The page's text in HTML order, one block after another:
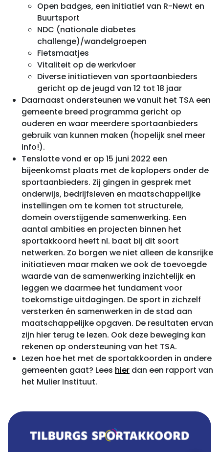
Open badges, een initiatief van R-Newt en
Buurtsport
NDC (nationale diabetes
challenge)/wandelgroepen
Fietsmaatjes
Vitaliteit op de werkvloer
Diverse initiatieven van sportaanbieders
gericht op de jeugd van 12 tot 18 jaar
Daarnaast ondersteunen we vanuit het TSA een
gemeente breed programma gericht op
ouderen en waar meerdere sportaanbieders
gebruik van kunnen maken (hopelijk snel meer
info!).
Tenslotte vond er op 15 juni 2022 een
bijeenkomst plaats met de koplopers onder de
sportaanbieders. Zij gingen in gesprek met
onderwijs, bedrijfsleven en maatschappelijke
instellingen om te komen tot structurele,
domein overstijgende samenwerking. Een
aantal ambities en projecten binnen het
sportakkoord heeft nl. baat bij dit soort
netwerken. Zo borgen we niet alleen de kansrijke
initiatieven maar maken we ook de toevoegde
waarde van de samenwerking inzichtelijk en
leggen we daarmee het fundament voor
toekomstige uitdagingen. De sport in zichzelf
versterken én samenwerken in de stad aan
maatschappelijke opgaven. De resultaten ervan
zijn hier terug te lezen. Ook deze beweging kan
rekenen op ondersteuning van het TSA.
Lezen hoe het met de sportakkoorden in andere
gemeenten gaat? Lees hier dan een rapport van
het Mulier Instituut.